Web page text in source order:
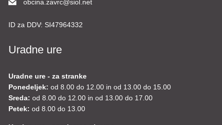
obcina.zavrc@siol.net
ID za DDV: SI47964332
Uradne ure
Uradne ure - za stranke
Ponedeljek: od 8.00 do 12.00 in od 13.00 do 15.00
Sreda: od 8.00 do 12.00 in od 13.00 do 17.00
Petek: od 8.00 do 13.00